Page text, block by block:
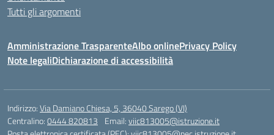
Tutti gli argomenti
Amministrazione TrasparenteAlbo onlinePrivacy Policy
Note legaliDichiarazione di accessibilità
Indirizzo:Via Damiano Chiesa, 5, 36040 Sarego (VI)
Centralino:0444 820813 Email:viic813005@istruzione.it